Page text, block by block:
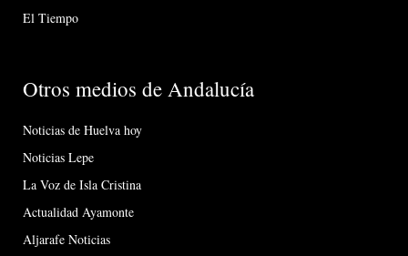
El Tiempo
Otros medios de Andalucía
Noticias de Huelva hoy
Noticias Lepe
La Voz de Isla Cristina
Actualidad Ayamonte
Aljarafe Noticias